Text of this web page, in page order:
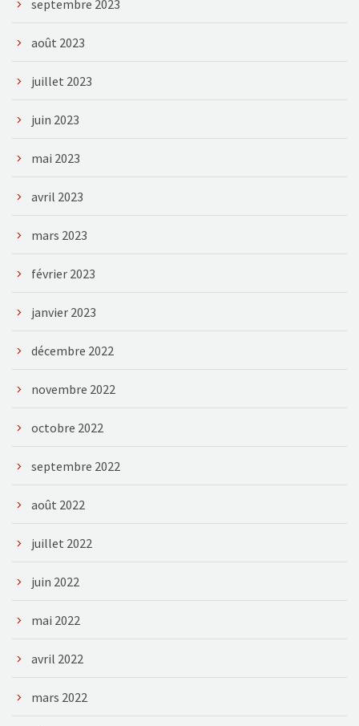
septembre 2023
août 2023
juillet 2023
juin 2023
mai 2023
avril 2023
mars 2023
février 2023
janvier 2023
décembre 2022
novembre 2022
octobre 2022
septembre 2022
août 2022
juillet 2022
juin 2022
mai 2022
avril 2022
mars 2022